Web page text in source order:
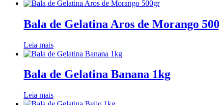
Bala de Gelatina Aros de Morango
Leia mais
Bala de Gelatina Banana 1kg
Leia mais